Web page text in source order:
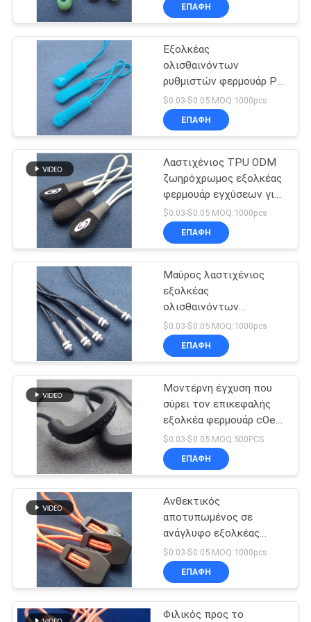
ΈΛΕΓΧΟΣ
ΕΛΆΤΕ
ΕΠΑΦΉ
ΜΕ
ΖΗΤΉΣΤΕ
ΈΝΑ
ΑΠΌΣΠΑΣΜΑ
SITEMAP
PRIVACY
POLICY
Λαστιχένιες
ετικέτες ιματισμού
Ετικέτες
μεταφοράς
θερμότητας
σιλικόνης
100
ετικέτα μεταφοράς
θερμότητας tpu
33
Μπαλώματα
ιματισμού
συνήθειας
ΕΠΑΦΉ
Εξολκέας
ολισθαινόντων
ρυθμιστών φερμουάρ PE
ISO9001
σχηματοποίησης
εγχύσεων
$0.03-$0.05 MOQ:1000pcs
ΕΠΑΦΉ
Λαστιχένιος TPU ODM
ζωηρόχρωμος εξολκέας
φερμουάρ εγχύσεων για
τις αποσκευές
$0.03-$0.05 MOQ:1000pcs
ΕΠΑΦΉ
Μαύρος λαστιχένιος
εξολκέας
ολισθαινόντων
ρυθμιστών φερμουάρ
λογότυπων Debossed
για το ένδυμα
$0.03-$0.05 MOQ:1000pcs
ΕΠΑΦΉ
Μοντέρνη έγχυση που
σύρει τον επικεφαλής
εξολκέα φερμουάρ cOem
πλαστικό
$0.03-$0.05 MOQ:500PCS
ΕΠΑΦΉ
Ανθεκτικός
αποτυπωμένος σε
ανάγλυφο εξολκέας
ολισθαινόντων
ρυθμιστών φερμουάρ
PVC λογότυπων
$0.03-$0.05 MOQ:1000pcs
ΕΠΑΦΉ
Φιλικός προς το